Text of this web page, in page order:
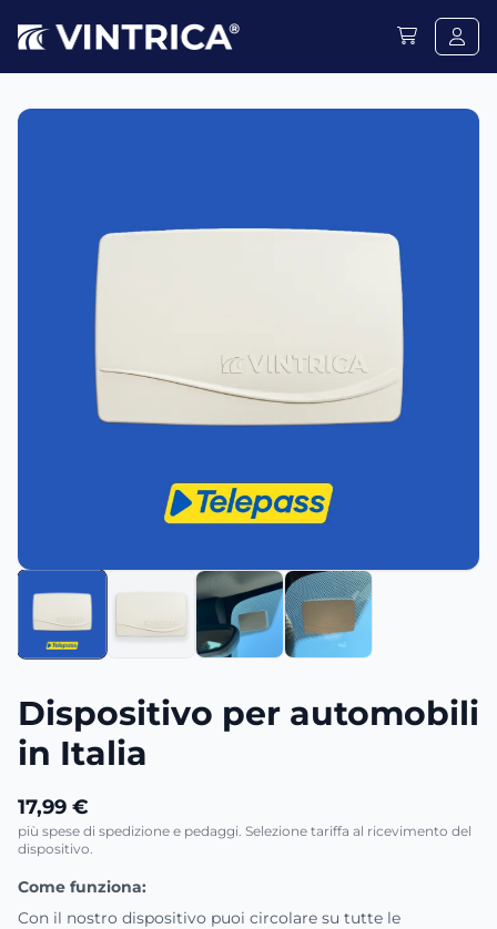
Dispositivo per automobili
in Italia
17,99 €
più spese di spedizione e pedaggi. Selezione tariffa al ricevimento del
dispositivo.
Come funziona:
Con il nostro dispositivo puoi circolare su tutte le